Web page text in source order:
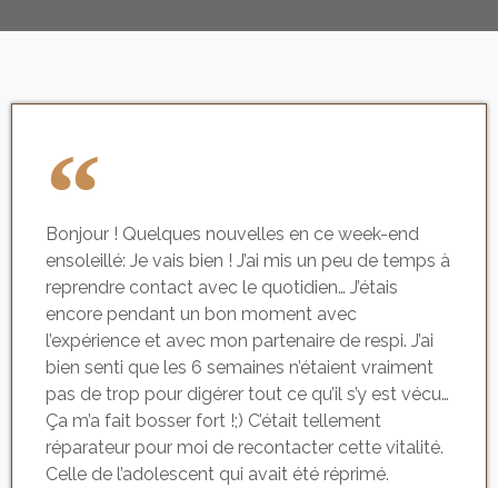
Bonjour ! Quelques nouvelles en ce week-end
ensoleillé: Je vais bien ! J’ai mis un peu de temps à
reprendre contact avec le quotidien… J’étais
encore pendant un bon moment avec
l’expérience et avec mon partenaire de respi. J’ai
bien senti que les 6 semaines n’étaient vraiment
pas de trop pour digérer tout ce qu’il s’y est vécu…
Ça m’a fait bosser fort !;) C’était tellement
réparateur pour moi de recontacter cette vitalité.
Celle de l’adolescent qui avait été réprimé.